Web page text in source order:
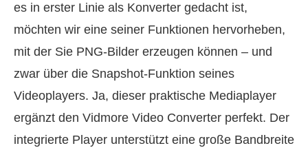
es in erster Linie als Konverter gedacht ist,
möchten wir eine seiner Funktionen hervorheben,
mit der Sie PNG‑Bilder erzeugen können – und
zwar über die Snapshot‑Funktion seines
Videoplayers. Ja, dieser praktische Mediaplayer
ergänzt den Vidmore Video Converter perfekt. Der
integrierte Player unterstützt eine große Bandbreite